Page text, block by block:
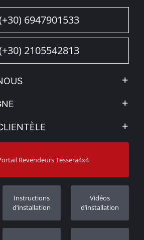
6947901533
2105542813
Revendeurs Tessera4x4
Instructions
d’installation
Vidéos
d’installation